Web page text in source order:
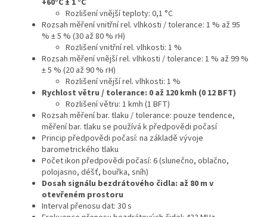
Rozlišení vnější teploty: 0,1 °C
Rozsah měření vnitřní rel. vlhkosti / tolerance: 1 % až 95
% ± 5 % (30 až 80 % rH)
Rozlišení vnitřní rel. vlhkosti: 1 %
Rozsah měření vnější rel. vlhkosti / tolerance: 1 % až 99 %
± 5 % (20 až 90 % rH)
Rozlišení vnější rel. vlhkosti: 1 %
Rychlost větru / tolerance: 0 až 120 kmh (0 12 BFT)
Rozlišení větru: 1 kmh (1 BFT)
Rozsah měření bar. tlaku / tolerance: pouze tendence,
měření bar. tlaku se používá k předpovědi počasí
Princip předpovědi počasí: na základě vývoje
barometrického tlaku
Počet ikon předpovědi počasí: 6 (slunečno, oblačno,
polojasno, déšť, bouřka, sníh)
Dosah signálu bezdrátového čidla: až 80 m v
otevřeném prostoru
Interval přenosu dat: 30 s